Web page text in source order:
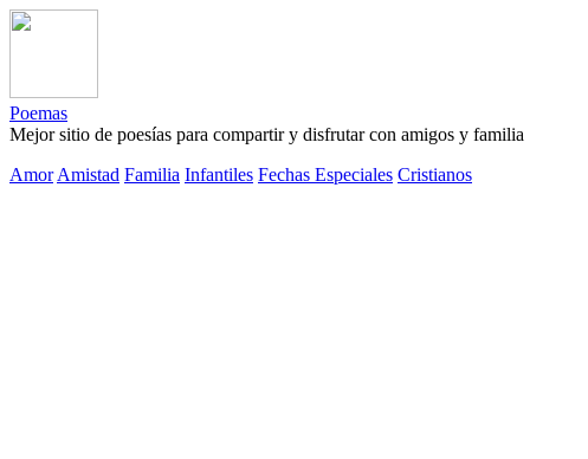
Poemas
Mejor sitio de poesías para compartir y disfrutar con amigos y familia
Amor Amistad Familia Infantiles Fechas Especiales Cristianos